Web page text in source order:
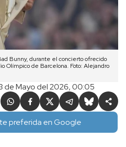
Bunny, durante el concierto ofrecido
Olímpico de Barcelona. Foto: Alejandro
de Mayo del 2026, 00:05
preferida en Google